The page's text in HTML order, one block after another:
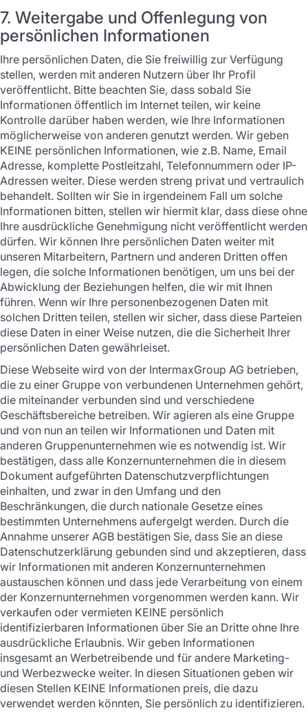
7. Weitergabe und Offenlegung von
persönlichen Informationen
Ihre persönlichen Daten, die Sie freiwillig zur Verfügung
stellen, werden mit anderen Nutzern über Ihr Profil
veröffentlicht. Bitte beachten Sie, dass sobald Sie
Informationen öffentlich im Internet teilen, wir keine
Kontrolle darüber haben werden, wie Ihre Informationen
möglicherweise von anderen genutzt werden. Wir geben
KEINE persönlichen Informationen, wie z.B. Name, Email
Adresse, komplette Postleitzahl, Telefonnummern oder IP-
Adressen weiter. Diese werden streng privat und vertraulich
behandelt. Sollten wir Sie in irgendeinem Fall um solche
Informationen bitten, stellen wir hiermit klar, dass diese ohne
Ihre ausdrückliche Genehmigung nicht veröffentlicht werden
dürfen. Wir können Ihre persönlichen Daten weiter mit
unseren Mitarbeitern, Partnern und anderen Dritten offen
legen, die solche Informationen benötigen, um uns bei der
Abwicklung der Beziehungen helfen, die wir mit Ihnen
führen. Wenn wir Ihre personenbezogenen Daten mit
solchen Dritten teilen, stellen wir sicher, dass diese Parteien
diese Daten in einer Weise nutzen, die die Sicherheit Ihrer
persönlichen Daten gewährleiset.
Diese Webseite wird von der IntermaxGroup AG betrieben,
die zu einer Gruppe von verbundenen Unternehmen gehört,
die miteinander verbunden sind und verschiedene
Geschäftsbereiche betreiben. Wir agieren als eine Gruppe
und von nun an teilen wir Informationen und Daten mit
anderen Gruppenunternehmen wie es notwendig ist. Wir
bestätigen, dass alle Konzernunternehmen die in diesem
Dokument aufgeführten Datenschutzverpflichtungen
einhalten, und zwar in den Umfang und den
Beschränkungen, die durch nationale Gesetze eines
bestimmten Unternehmens aufergelgt werden. Durch die
Annahme unserer AGB bestätigen Sie, dass Sie an diese
Datenschutzerklärung gebunden sind und akzeptieren, dass
wir Informationen mit anderen Konzernunternehmen
austauschen können und dass jede Verarbeitung von einem
der Konzernunternehmen vorgenommen werden kann. Wir
verkaufen oder vermieten KEINE persönlich
identifizierbaren Informationen über Sie an Dritte ohne Ihre
ausdrückliche Erlaubnis. Wir geben Informationen
insgesamt an Werbetreibende und für andere Marketing-
und Werbezwecke weiter. In diesen Situationen geben wir
diesen Stellen KEINE Informationen preis, die dazu
verwendet werden könnten, Sie persönlich zu identifizieren.